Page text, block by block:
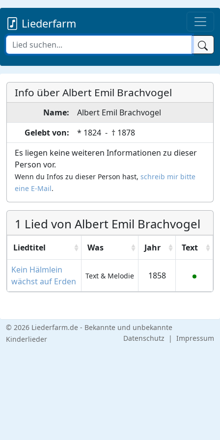
Liederfarm
Info über Albert Emil Brachvogel
Name: Albert Emil Brachvogel
Gelebt von:
* 1824 - † 1878
Es liegen keine weiteren Informationen zu dieser
Person vor.
Wenn du Infos zu dieser Person hast, schreib mir bitte
eine E-Mail.
1 Lied von Albert Emil Brachvogel
Liedtitel Was Jahr Text
Kein Hälmlein
wächst auf Erden
Text & Melodie 1858
© 2026 Liederfarm.de - Bekannte und unbekannte
Kinderlieder
Datenschutz | Impressum